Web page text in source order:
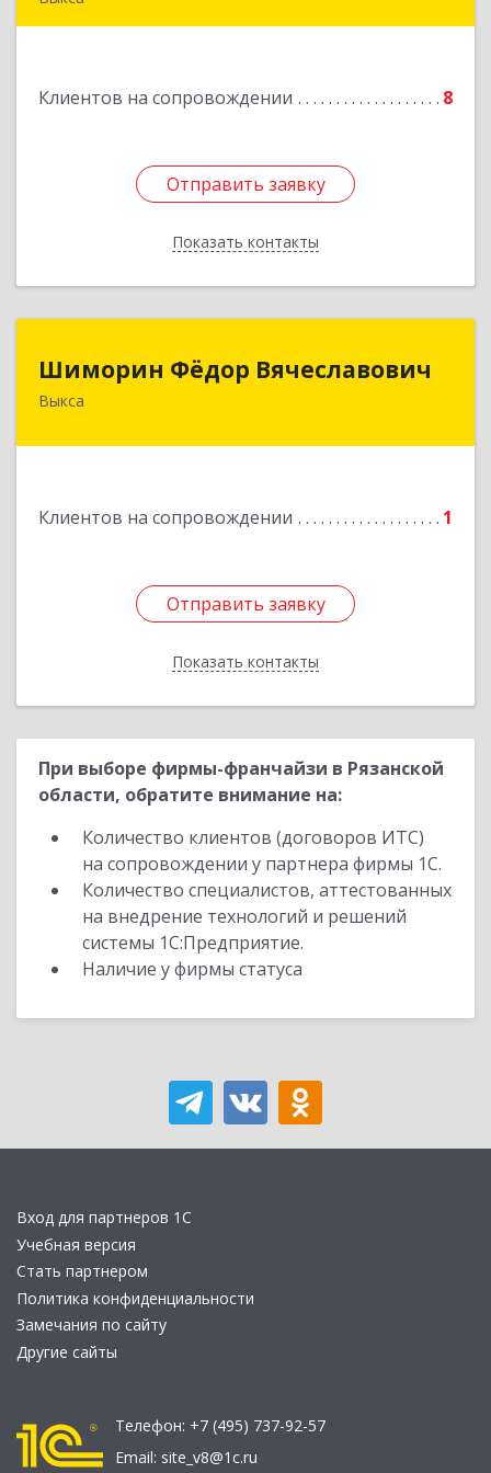
Клиентов на сопровождении 8
Отправить заявку
Показать контакты
Подробнее
Отправить заявку
Назад
Шиморин Фёдор Вячеславович
Выкса
Клиентов на сопровождении 1
Отправить заявку
Показать контакты
Шиморин Фёдор Вячеславович
Отправить заявку
Назад
При выборе фирмы-франчайзи в Рязанской
области, обратите внимание на:
Количество клиентов (договоров ИТС)
на сопровождении у партнера фирмы 1С.
Количество специалистов, аттестованных
на внедрение технологий и решений
системы 1С:Предприятие.
Наличие у фирмы статуса
Вход для партнеров 1С
Учебная версия
Стать партнером
Политика конфиденциальности
Замечания по сайту
Другие сайты
Телефон: +7 (495) 737-92-57
Email: site_v8@1c.ru